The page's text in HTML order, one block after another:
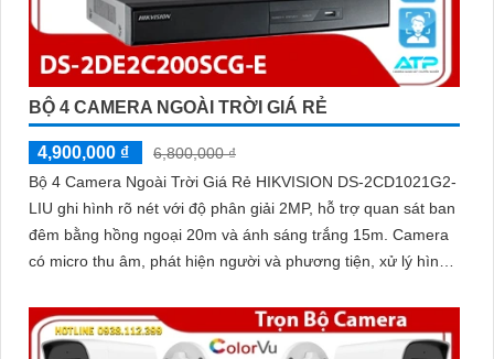
BỘ 4 CAMERA NGOÀI TRỜI GIÁ RẺ
4,900,000 ₫
6,800,000 ₫
Bộ 4 Camera Ngoài Trời Giá Rẻ HIKVISION DS-2CD1021G2-
LIU ghi hình rõ nét với độ phân giải 2MP, hỗ trợ quan sát ban
đêm bằng hồng ngoại 20m và ánh sáng trắng 15m. Camera
có micro thu âm, phát hiện người và phương tiện, xử lý hình
DNR